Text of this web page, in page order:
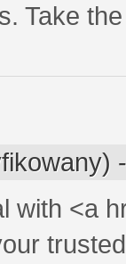
Take
with <a